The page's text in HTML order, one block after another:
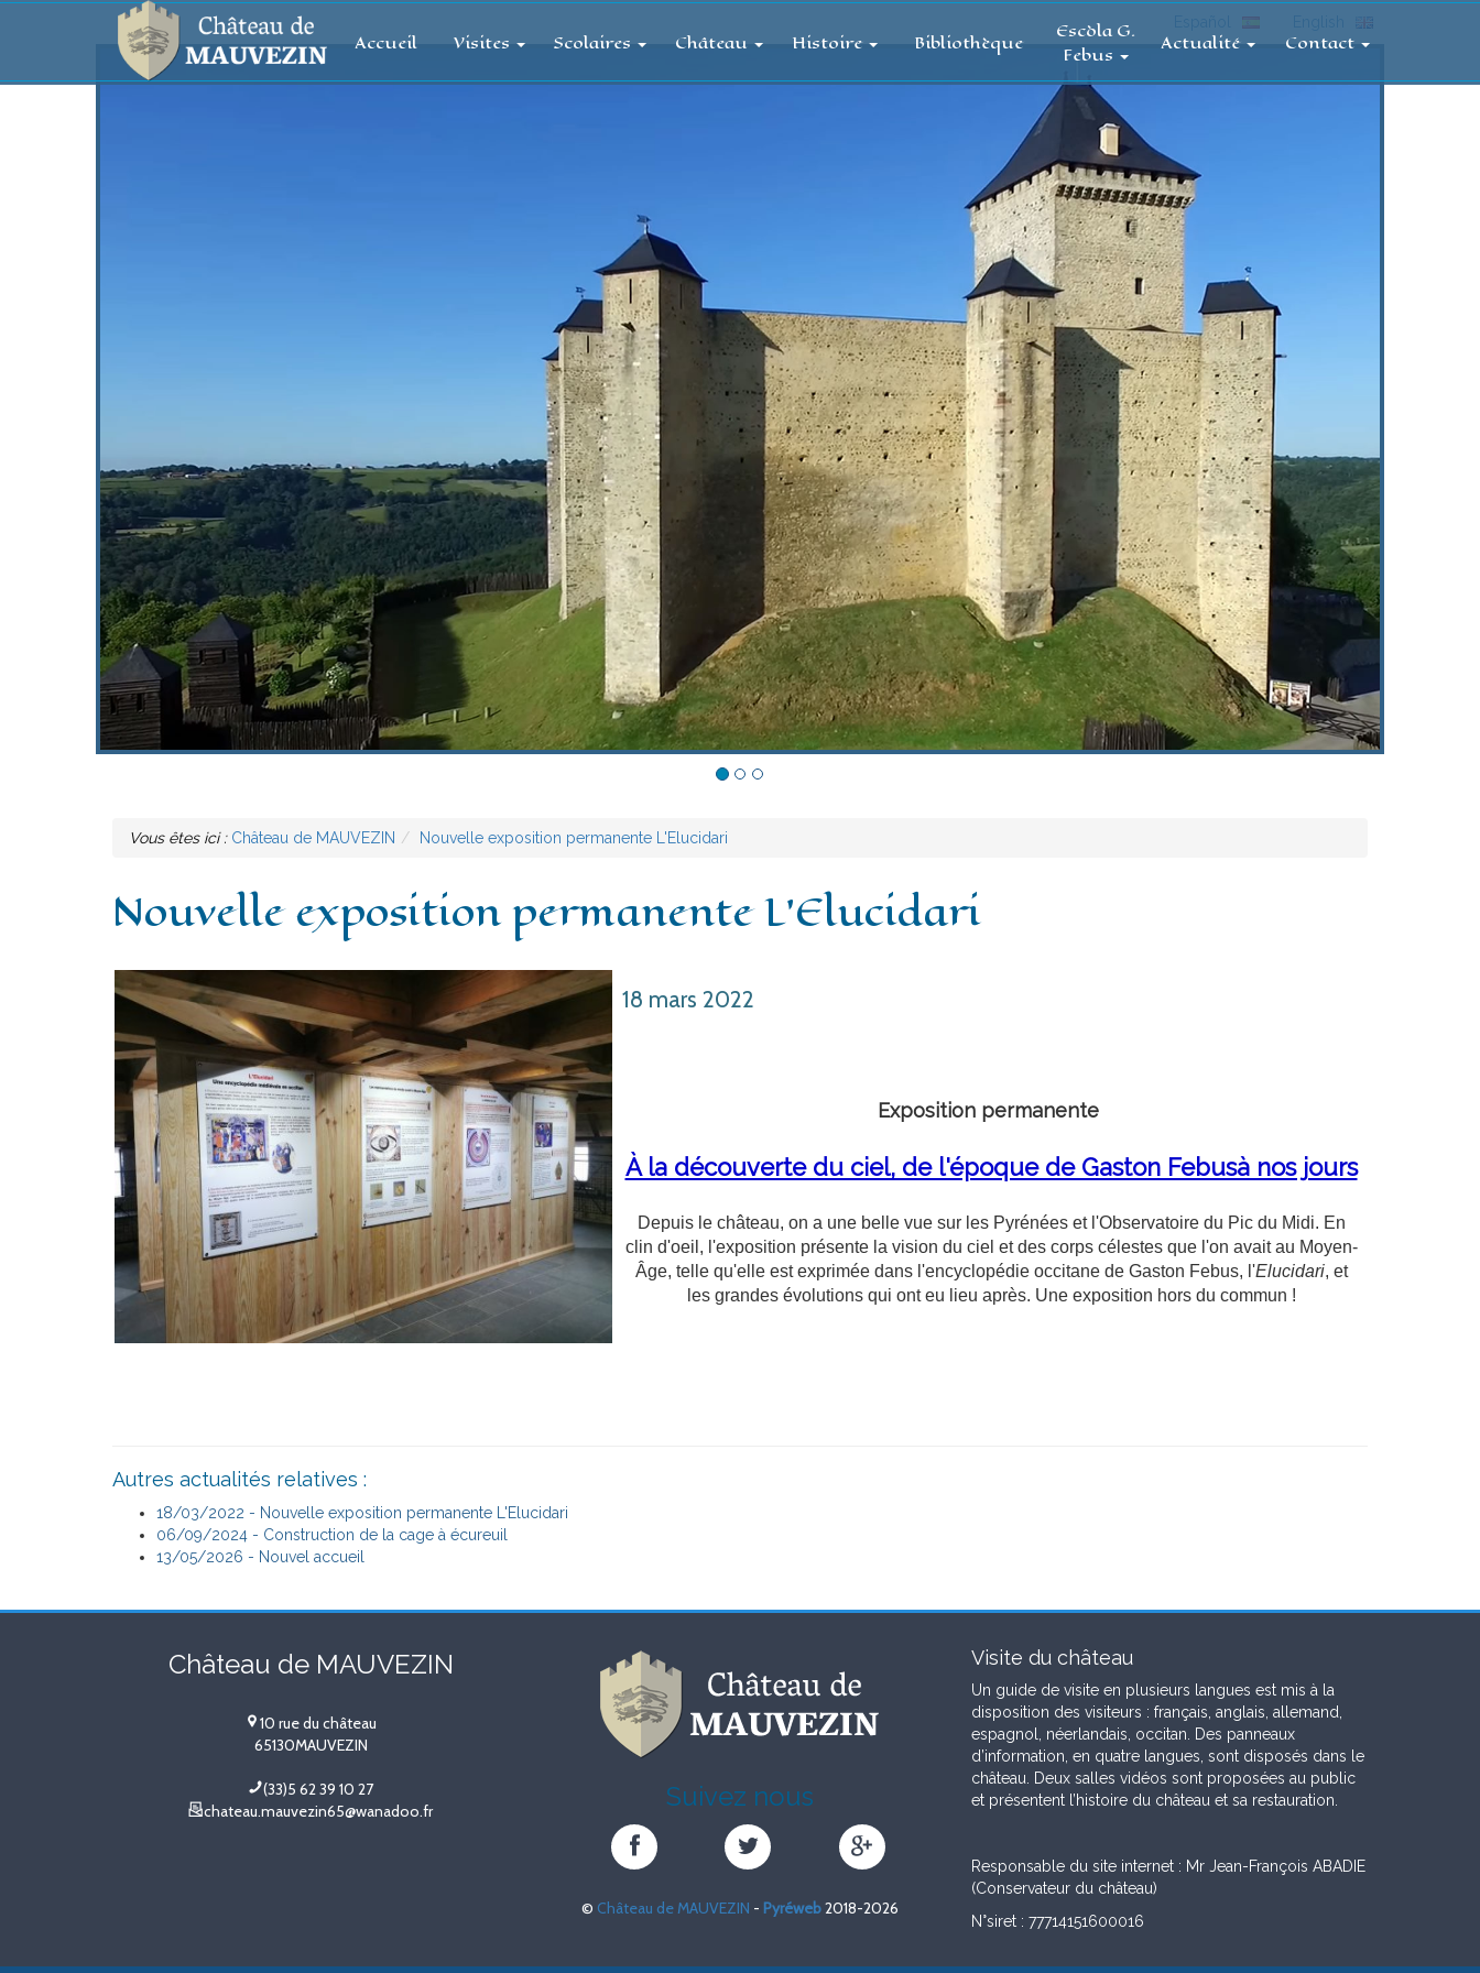
Accueil Visites Scolaires Château Histoire Bibliothèque
Escòla G.
Febus
Actualité Contact
Vous êtes ici : Château de MAUVEZIN Nouvelle exposition permanente L'Elucidari
Nouvelle exposition permanente L'Elucidari
18 mars 2022
Exposition permanente
À la découverte du ciel, de l'époque de Gaston Febusà nos jours
Depuis le château, on a une belle vue sur les Pyrénées et l'Observatoire du Pic du Midi. En
clin d'oeil, l'exposition présente la vision du ciel et des corps célestes que l'on avait au Moyen-
Âge, telle qu'elle est exprimée dans l'encyclopédie occitane de Gaston Febus, l'Elucidari, et
les grandes évolutions qui ont eu lieu après. Une exposition hors du commun !
Autres actualités relatives :
18/03/2022 - Nouvelle exposition permanente L'Elucidari
06/09/2024 - Construction de la cage à écureuil
13/05/2026 - Nouvel accueil
Suivez nous
Château
sur
Château
sur
Château
sur
© Château de MAUVEZIN - Pyréweb2018-2026
Visite du château
Un guide de visite en plusieurs langues est mis à la
disposition des visiteurs : français, anglais, allemand,
espagnol, néerlandais, occitan. Des panneaux
d’information, en quatre langues, sont disposés dans le
château. Deux salles vidéos sont proposées au public
et présentent l’histoire du château et sa restauration.
Responsable du site internet : Mr Jean-François ABADIE
(Conservateur du château)
N°siret : 77714151600016
Château de MAUVEZIN
10 rue du château
65130MAUVEZIN
(33)5 62 39 10 27
chateau.mauvezin65@wanadoo.fr